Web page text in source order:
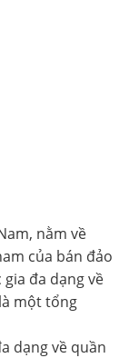
nằm về
của bán đảo
đa dạng về
một tổng
dạng về quần